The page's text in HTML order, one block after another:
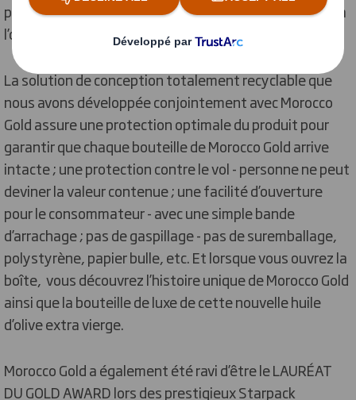
pour améliorer l'expérience des clients – l’effet waouh à
l’ouverture du colis
La solution de conception totalement recyclable que
nous avons développée conjointement avec Morocco
Gold assure une protection optimale du produit pour
garantir que chaque bouteille de Morocco Gold arrive
intacte ; une protection contre le vol - personne ne peut
deviner la valeur contenue ; une facilité d’ouverture
pour le consommateur - avec une simple bande
d’arrachage ; pas de gaspillage - pas de suremballage,
polystyrène, papier bulle, etc. Et lorsque vous ouvrez la
boîte, vous découvrez l’histoire unique de Morocco Gold
ainsi que la bouteille de luxe de cette nouvelle huile
d’olive extra vierge.
Morocco Gold a également été ravi d’être le LAURÉAT
DU GOLD AWARD lors des prestigieux Starpack